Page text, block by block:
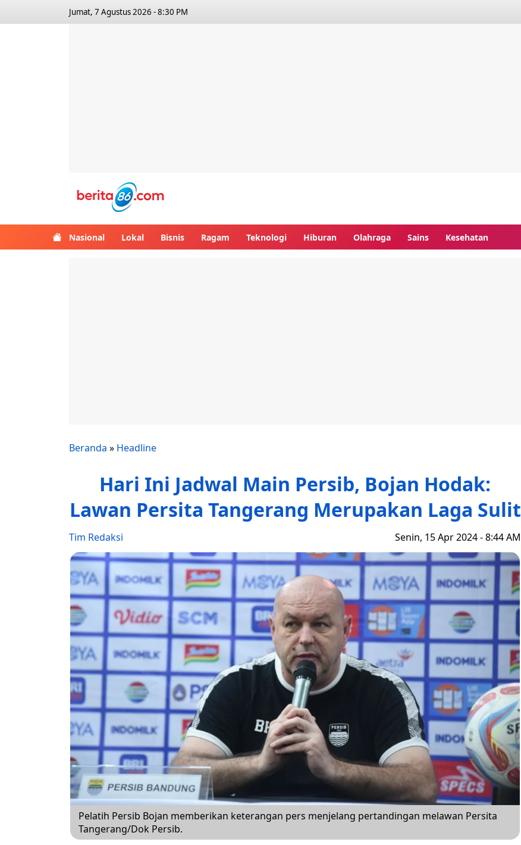
Jumat, 7 Agustus 2026 - 8:30 PM
Nasional Lokal Bisnis Ragam Teknologi Hiburan Olahraga Sains Kesehatan
Beranda » Headline
Hari Ini Jadwal Main Persib, Bojan Hodak:
Lawan Persita Tangerang Merupakan Laga Sulit
Tim Redaksi Senin, 15 Apr 2024 - 8:44 AM
Pelatih Persib Bojan memberikan keterangan pers menjelang pertandingan melawan Persita
Tangerang/Dok Persib.